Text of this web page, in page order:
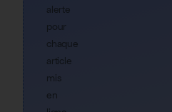
alerte
pour
chaque
article
mis
en